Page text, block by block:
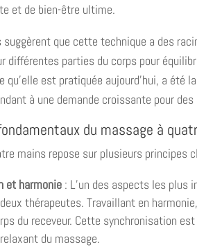
et de bien-être ultime.
que cette technique a des
différentes parties du corps pour
qu’elle est pratiquée aujourd’hui, a
à une demande croissante pour
du massage à
mains repose sur plusieurs
et harmonie: L’un des aspects les plus
thérapeutes. Travaillant en
du receveur. Cette synchronisation
du massage.